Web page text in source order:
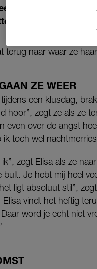
had gebroken.
komt ze al een
terug naar waar ze
ZE WEER
tijdens een klusdag,
hoor”, zegt ze als ze
even over de angst
ik toch wel
ik”, zegt Elisa als ze
bult. Je hebt mij heel
ligt absoluut stil”,
Elisa vindt het heftig
word je echt niet